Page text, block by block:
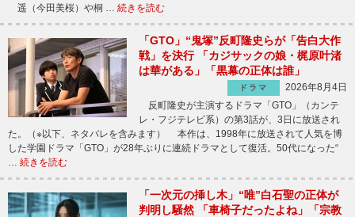
遥（今田美桜）や桐 … 続きを読む
「GTO」“鬼塚”反町隆史らが「告白大作
戦」を決行 「カジサックの娘・梶原叶渚
は華がある」「黒幕の正体は誰」
ドラマ
2026年8月4日
反町隆史が主演するドラマ「GTO」（カンテ
レ・フジテレビ系）の第3話が、3日に放送され
た。（※以下、ネタバレを含みます） 本作は、1998年に放送されて人気を博
した学園ドラマ「GTO」が28年ぶりに連続ドラマとして復活。50代になった“
続きを読む
「一次元の挿し木」“唯”白石聖の正体が
判明し騒然 「車椅子だったよね」「宗教